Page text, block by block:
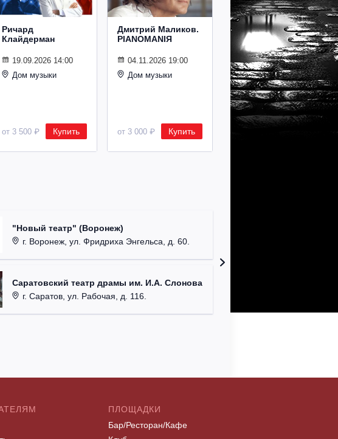
Ричард
Клайдерман
19.09.2026 14:00
Дом музыки
от 3 500 ₽ Купить
Дмитрий Маликов.
PIANOMANIЯ
04.11.2026 19:00
Дом музыки
от 3 000 ₽ Купить
Рождественский
концерт
Владимира
Спивакова
24.12.2026 19:00
Дом музыки
"Новый театр" (Воронеж)
г. Воронеж, ул. Фридриха Энгельса, д. 60.
Саратовский театр драмы им. И.А. Слонова
г. Саратов, ул. Рабочая, д. 116.
ПЛОЩАДКИ
Бар/Ресторан/Кафе